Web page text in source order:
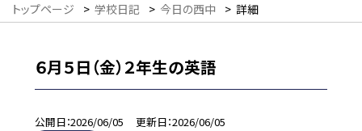
トップページ > 学校日記 > 今日の西中 > 詳細
６月５日（金）２年生の英語
公開日 2026/06/05 更新日 2026/06/05